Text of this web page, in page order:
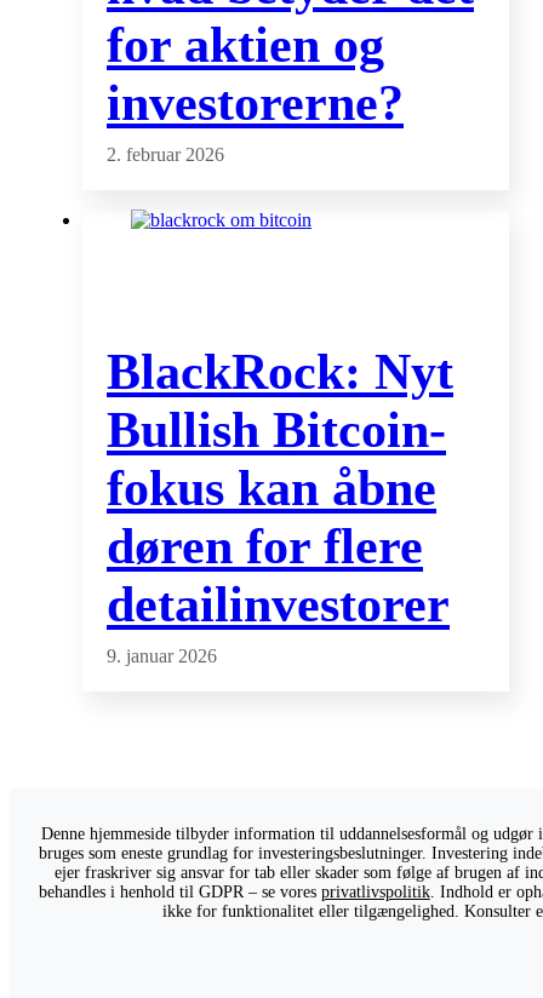
for aktien og
investorerne?
2. februar 2026
BlackRock: Nyt
Bullish Bitcoin-
fokus kan åbne
døren for flere
detailinvestorer
9. januar 2026
Denne hjemmeside tilbyder information til uddannelsesformål og
bruges som eneste grundlag for investeringsbeslutninger. Investering
ejer fraskriver sig ansvar for tab eller skader som følge af brugen af
behandles i henhold til GDPR – se vores privatlivspolitik. Indhold er
ikke for funktionalitet eller tilgængelighed. Konsulter